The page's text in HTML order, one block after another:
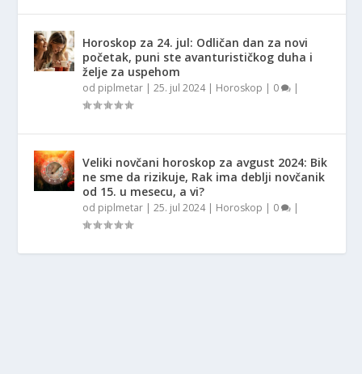
Horoskop za 24. jul: Odličan dan za novi
početak, puni ste avanturističkog duha i
želje za uspehom
od piplmetar |25. jul 2024| Horoskop | 0 |
Veliki novčani horoskop za avgust 2024: Bik
ne sme da rizikuje, Rak ima deblji novčanik
od 15. u mesecu, a vi?
od piplmetar |25. jul 2024| Horoskop | 0 |